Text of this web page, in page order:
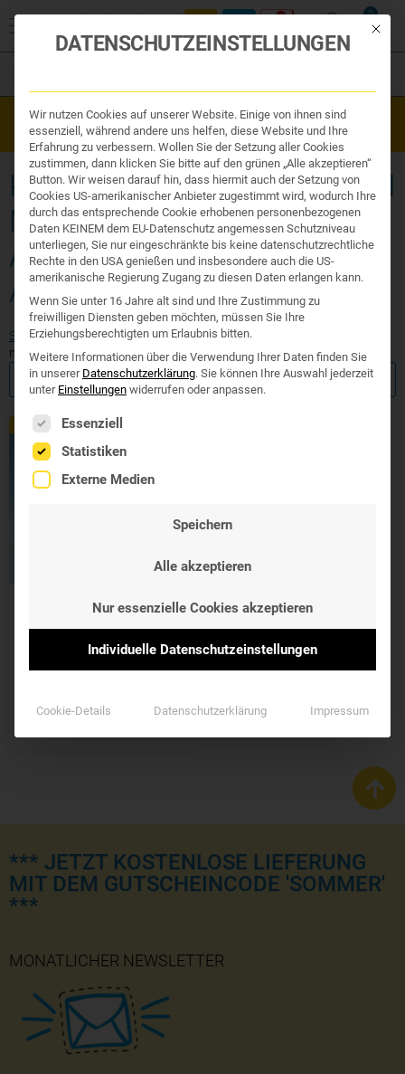
0
Organe & Organ Uhr
Traditionelle Medizin
Nahrungsergänzung
Kosmetik und Hygiene
Ihr Apotheker
Westend Online-Shop: Sicher, schnell und 24/7 für Sie da!
Gratisversand ab €50
KRAFTSPORT AMINOSÄUREN
MAGNESIUM SPORT
AMINOSÄUREN SPORT
AMINO
Start/ Produkte verschlagwortet mit „kraftsport aminosäuren
magnesium sport aminosäuren sport amino“
FILTER ANZEIGEN
Exklusiv
Westend Sport
29,55 €
*** JETZT KOSTENLOSE LIEFERUNG
MIT DEM GUTSCHEINCODE 'SOMMER'
***
MONATLICHER NEWSLETTER
Mit
DATENSCHUTZEINSTELLUNGEN
Wir nutzen Cookies auf unserer Website. Einige von ihnen sind
essenziell, während andere uns helfen, diese Website und Ihre
Erfahrung zu verbessern. Wollen Sie der Setzung aller Cookies
zustimmen, dann klicken Sie bitte auf den grünen „Alle akzeptieren“
Button. Wir weisen darauf hin, dass hiermit auch der Setzung von
Cookies US-amerikanischer Anbieter zugestimmt wird, wodurch Ihre
durch das entsprechende Cookie erhobenen personenbezogenen
Daten KEINEM dem EU-Datenschutz angemessen Schutzniveau
unterliegen, Sie nur eingeschränkte bis keine datenschutzrechtliche
Rechte in den USA genießen und insbesondere auch die US-
amerikanische Regierung Zugang zu diesen Daten erlangen kann.
Wenn Sie unter 16 Jahre alt sind und Ihre Zustimmung zu
freiwilligen Diensten geben möchten, müssen Sie Ihre
Erziehungsberechtigten um Erlaubnis bitten.
Weitere Informationen über die Verwendung Ihrer Daten finden Sie
in unserer Datenschutzerklärung. Sie können Ihre Auswahl jederzeit
unter Einstellungen widerrufen oder anpassen.
Es folgt eine Liste der Service-Gruppen, für die eine
Essenziell
Statistiken
Externe Medien
Speichern
Alle akzeptieren
Nur essenzielle Cookies akzeptieren
Individuelle Datenschutzeinstellungen
Cookie-Details Datenschutzerklärung Impressum